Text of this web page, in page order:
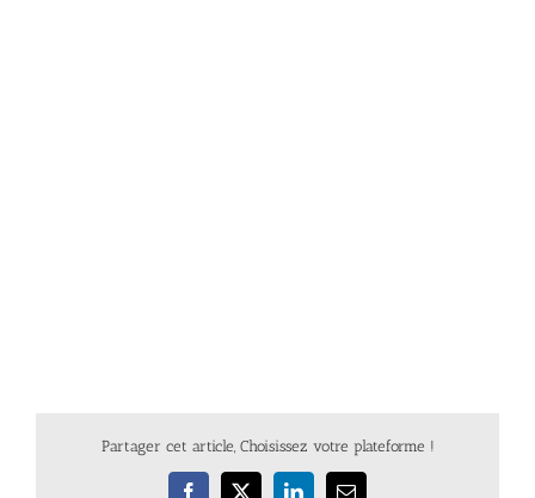
Partager cet article, Choisissez votre plateforme !